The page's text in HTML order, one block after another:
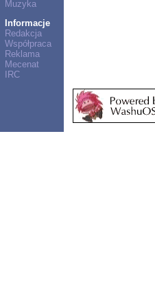
Muzyka
Informacje
Redakcja
Współpraca
Reklama
Mecenat
IRC